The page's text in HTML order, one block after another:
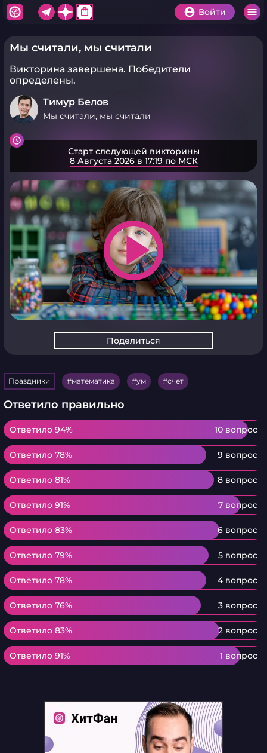
shopping_bag Войти
Мы считали, мы считали
Викторина завершена. Победители
определены.
Тимур Белов
Мы считали, мы считали
Старт следующей викторины
8 Августа 2026 в 17:19 по МСК
play_arrow
Поделиться
Праздники математика ум счет
Ответило правильно
Ответило 94% 10 вопрос
Ответило 94%
Ответило 78% 9 вопрос
Ответило 78%
Ответило 81% 8 вопрос
Ответило 81%
Ответило 91% 7 вопрос
Ответило 91%
Ответило 83% 6 вопрос
Ответило 83%
Ответило 79% 5 вопрос
Ответило 79%
Ответило 78% 4 вопрос
Ответило 78%
Ответило 76% 3 вопрос
Ответило 76%
Ответило 83% 2 вопрос
Ответило 83%
Ответило 91% 1 вопрос
Ответило 91%